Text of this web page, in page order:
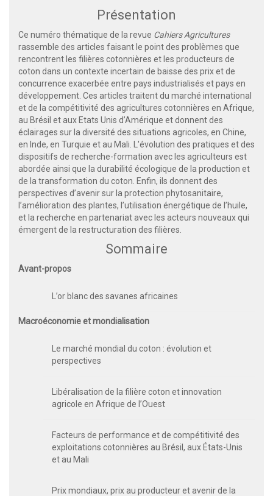
Présentation
Ce numéro thématique de la revue Cahiers Agricultures
rassemble des articles faisant le point des problèmes que
rencontrent les filières cotonnières et les producteurs de
coton dans un contexte incertain de baisse des prix et de
concurrence exacerbée entre pays industrialisés et pays en
développement. Ces articles traitent du marché international
et de la compétitivité des agricultures cotonnières en Afrique,
au Brésil et aux Etats Unis d’Amérique et donnent des
éclairages sur la diversité des situations agricoles, en Chine,
en Inde, en Turquie et au Mali. L'évolution des pratiques et des
dispositifs de recherche-formation avec les agriculteurs est
abordée ainsi que la durabilité écologique de la production et
de la transformation du coton. Enfin, ils donnent des
perspectives d’avenir sur la protection phytosanitaire,
l’amélioration des plantes, l’utilisation énergétique de l’huile,
et la recherche en partenariat avec les acteurs nouveaux qui
émergent de la restructuration des filières.
Sommaire
Avant-propos
L’or blanc des savanes africaines
Macroéconomie et mondialisation
Le marché mondial du coton : évolution et
perspectives
Libéralisation de la filière coton et innovation
agricole en Afrique de l’Ouest
Facteurs de performance et de compétitivité des
exploitations cotonnières au Brésil, aux États-Unis
et au Mali
Prix mondiaux, prix au producteur et avenir de la